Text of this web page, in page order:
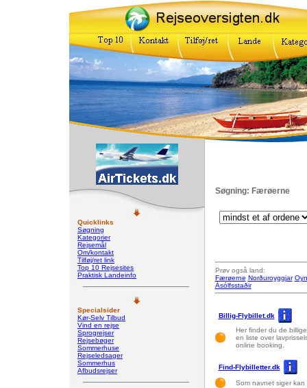
Quicklinks
Søgning
Kategorier
Rejsemål
Om/kontakt
Tilføj/ret link
Top 10 Rejsesites
Praktisk Landeinfo
Specialsider
Kør-Selv Tilbud
Vind en rejse
Sprogrejser
Rejsebøger
Sommerhuse
Rejseledsager
Sommerhus
Afbudsrejser
Søgning: Færøerne
Prøv også land:
Færøerne Norðuroyggjar
Ásólfsstaðir
Billig-Flybillet.dk
Her finder du de
en liste over
online booking.
Find-Flybilletter.dk
Som navnet siger